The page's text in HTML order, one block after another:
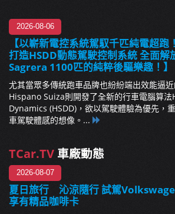
2026-08-06
【以嶄新電控系統駕馭千匹純電超
打造HSDD動態駕駛控制系統 全面
Sagrera 1100匹的純粹後驅樂趣！】
尤其當眾多傳統跑車品牌也紛紛端出效能逼近
Hispano Suiza則開發了全新的行車電腦算
Dynamics (HSDD)，欲以駕駛體驗為優先，
車駕駛體感的想像。...
TCar.TV 車廠動態
2026-08-07
夏日旅行 沁涼隨行 試駕
享有精品咖啡卡